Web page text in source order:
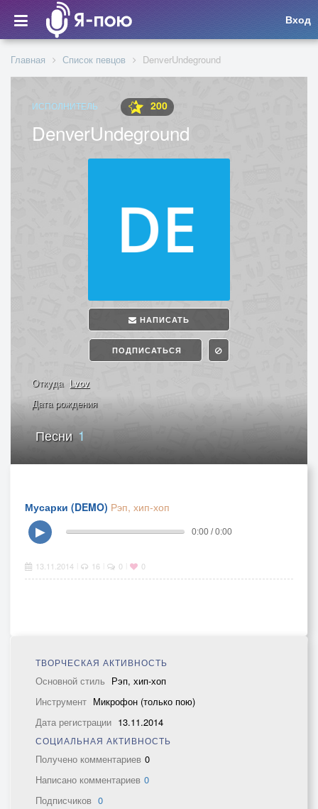
Вход
Главная Список певцов DenverUndeground
ИСПОЛНИТЕЛЬ 200
DenverUndeground
НАПИСАТЬ
ПОДПИСАТЬСЯ
Откуда Lvov
Дата рождения
Песни 1
Мусарки (DEMO) Рэп, хип-хоп
▶
0:00 / 0:00
13.11.2014 16 0 0
ТВОРЧЕСКАЯ АКТИВНОСТЬ
Основной стиль Рэп, хип-хоп
Инструмент Микрофон (только пою)
Дата регистрации 13.11.2014
СОЦИАЛЬНАЯ АКТИВНОСТЬ
Получено комментариев 0
Написано комментариев 0
Подписчиков 0